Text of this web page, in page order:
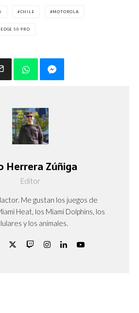
CHILE MOTOROLA
50 PRO
Herrera Zúñiga
Editor
Me gustan los juegos de
Heat, los Miami Dolphins, los
y los animales.